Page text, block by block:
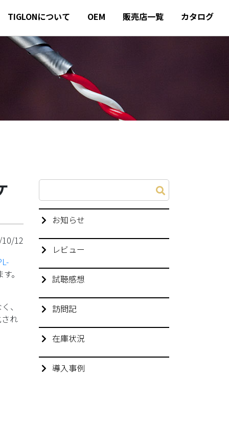
TIGLONについて OEM 販売店一覧 カタログ
12
。
、
れ
お知らせ
レビュー
試聴感想
訪問記
在庫状況
導入事例